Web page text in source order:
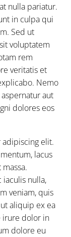
nulla pariatur.
in culpa qui
Sed ut
voluptatem
rem
veritatis et
Nemo
aut
dolores eos
elit.
lacus
iaculis nulla,
veniam, quis
aliquip ex ea
irure dolor in
dolore eu